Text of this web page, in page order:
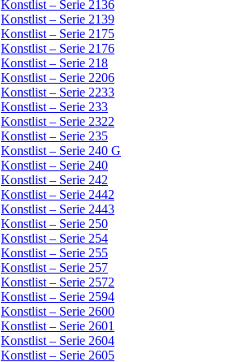
Konstlist – Serie 2136
Konstlist – Serie 2139
Konstlist – Serie 2175
Konstlist – Serie 2176
Konstlist – Serie 218
Konstlist – Serie 2206
Konstlist – Serie 2233
Konstlist – Serie 233
Konstlist – Serie 2322
Konstlist – Serie 235
Konstlist – Serie 240 G
Konstlist – Serie 240
Konstlist – Serie 242
Konstlist – Serie 2442
Konstlist – Serie 2443
Konstlist – Serie 250
Konstlist – Serie 254
Konstlist – Serie 255
Konstlist – Serie 257
Konstlist – Serie 2572
Konstlist – Serie 2594
Konstlist – Serie 2600
Konstlist – Serie 2601
Konstlist – Serie 2604
Konstlist – Serie 2605